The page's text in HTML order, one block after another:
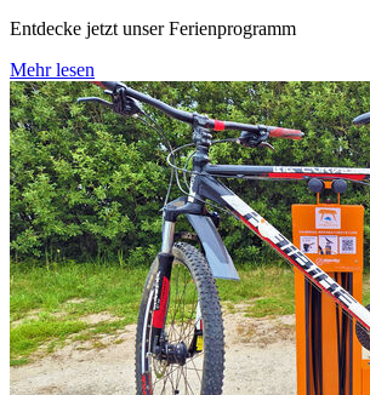
Entdecke jetzt unser Ferienprogramm
Mehr lesen